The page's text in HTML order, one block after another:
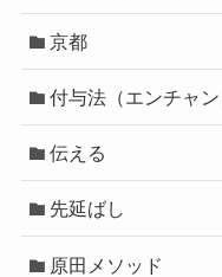
京都
付与法（エンチャン
伝える
先延ばし
原田メソッド